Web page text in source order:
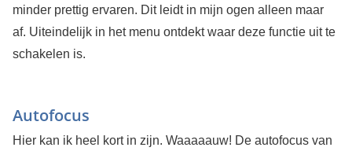
minder prettig ervaren. Dit leidt in mijn ogen alleen maar
af. Uiteindelijk in het menu ontdekt waar deze functie uit te
schakelen is.
Autofocus
Hier kan ik heel kort in zijn. Waaaaauw! De autofocus van